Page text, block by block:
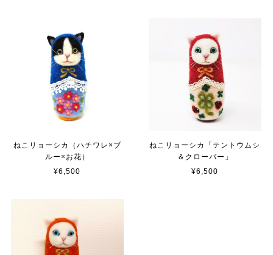
ねこリョーシカ（ハチワレ×ブ
ルー×お花）
¥6,500
ねこリョーシカ「テントウムシ
＆クローバー」
¥6,500